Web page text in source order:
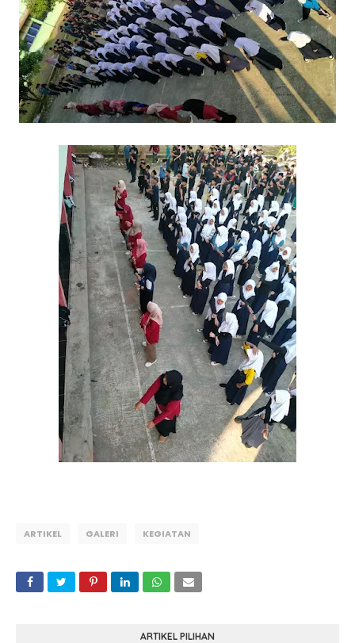
ARTIKEL GALERI KEGIATAN
ARTIKEL PILIHAN